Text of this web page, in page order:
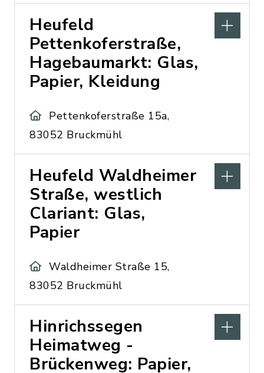
Heufeld
Pettenkoferstraße,
Hagebaumarkt: Glas,
Papier, Kleidung
Pettenkoferstraße 15a,
83052 Bruckmühl
Heufeld Waldheimer
Straße, westlich
Clariant: Glas,
Papier
Waldheimer Straße 15,
83052 Bruckmühl
Hinrichssegen
Heimatweg -
Brückenweg: Papier,